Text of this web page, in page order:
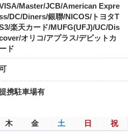
Master/JCB/American Expre
DC/Diners/銀聯/NICOS/トヨタT
楽天カード/MUFG(UFJ)/UC/Dis
オリコ/アプラス/デビットカ
ード
携駐車場有
木 金 土 日 祝